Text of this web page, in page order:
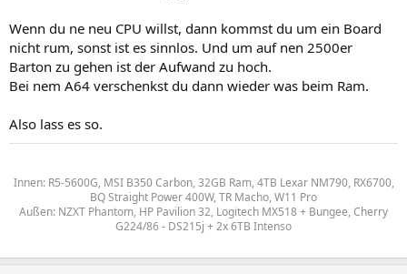
Wenn du ne neu CPU willst, dann kommst du um ein Board
nicht rum, sonst ist es sinnlos. Und um auf nen 2500er
Barton zu gehen ist der Aufwand zu hoch.
Bei nem A64 verschenkst du dann wieder was beim Ram.
Also lass es so.
Innen: R5-5600G, MSI B350 Carbon, 32GB Ram, 4TB Lexar NM790, RX6700,
BQ Straight Power 400W, TR Macho, W11 Pro
Außen: NZXT Phantom, HP Pavilion 32, Logitech MX518 + Bungee, Cherry
G224/86 - DS215j + 2x 6TB Intenso